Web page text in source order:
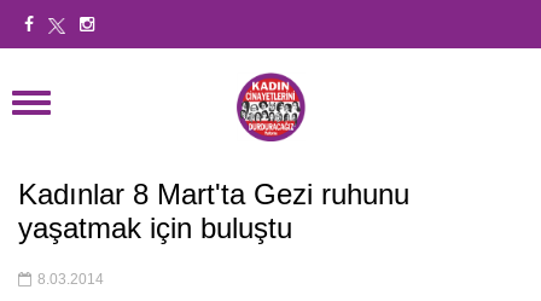
Kadınlar 8 Mart'ta Gezi ruhunu
yaşatmak için buluştu
8.03.2014